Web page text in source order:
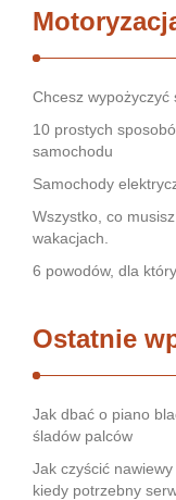
Chcesz wypożyczyć
10 prostych
samochodu
Samochody
Wszystko, co
wakacjach.
6 powodów, dla
Ostatnie
Jak dbać o piano
śladów palców
Jak czyścić
kiedy potrzebny